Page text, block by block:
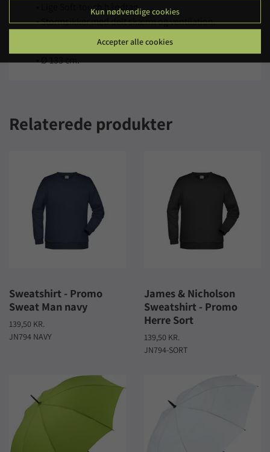
• Lige Soft-touch håndtag.
• Stormsikker med delt skærm og ventilation.
• Længde 102 cm.
• Ø 133 cm.
Relaterede produkter
Sweatshirt - Promo
Sweat Man navy
139,50 KR.
JN794 NAVY
James & Nicholson
Sweatshirt - Promo
Herre Sort
139,50 KR.
JN794-SORT
Kun nødvendige cookies
Accepter alle cookies